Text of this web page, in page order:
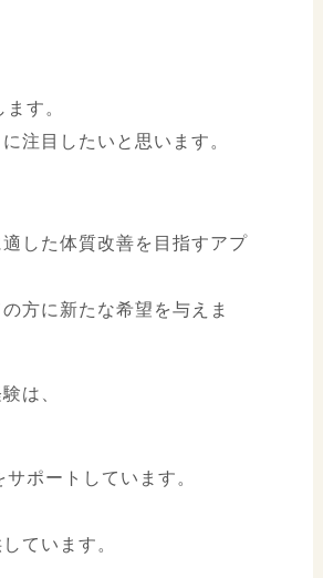
す。
注目したいと思います。
した体質改善を目指すアプ
方に新たな希望を与えま
は、
ポートしています。
ています。